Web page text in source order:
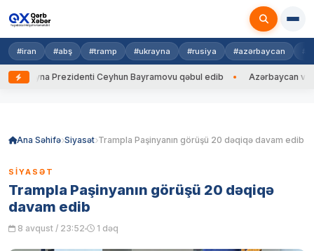
#iran #abş #tramp #ukrayna #rusiya #azərbaycan
Prezidenti Ceyhun Bayramovu qəbul edib Azərbaycan və
Ana Səhifə Siyasət Trampla Paşinyanın görüşü 20 dəqiqə davam edib
SIYASƏT
Trampla Paşinyanın görüşü 20 dəqiqə
davam edib
8 avqust / 23:52 1 dəq